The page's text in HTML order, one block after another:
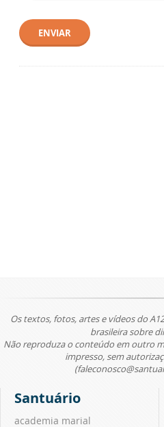
ENVIAR
Os textos, fotos, artes e vídeos do
brasileira sobre
Não reproduza o conteúdo em outro
impresso, sem
Santuário
academia marial